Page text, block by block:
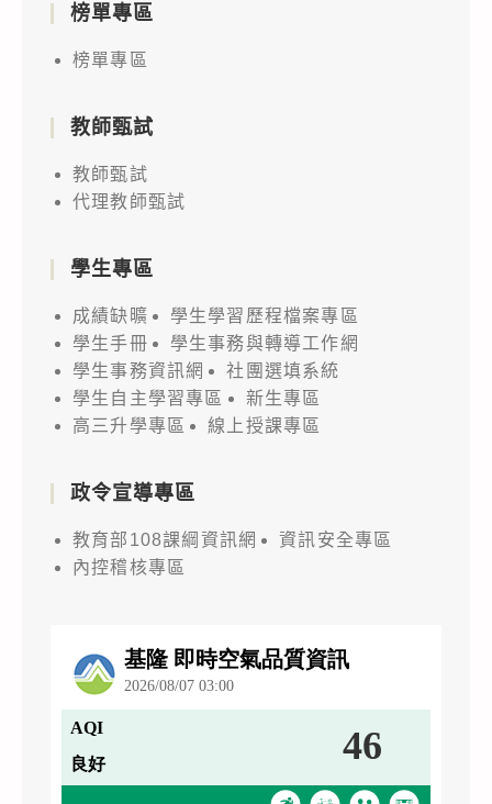
榜單專區
榜單專區
教師甄試
教師甄試
代理教師甄試
學生專區
成績缺曠
學生學習歷程檔案專區
學生手冊
學生事務與轉導工作網
學生事務資訊網
社團選填系統
學生自主學習專區
新生專區
高三升學專區
線上授課專區
政令宣導專區
教育部108課綱資訊網
資訊安全專區
內控稽核專區